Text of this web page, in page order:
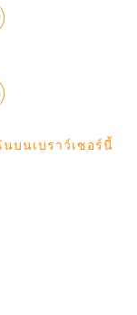
บนเบราว์เซอร์นี้